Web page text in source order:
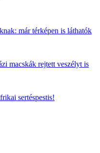
már térképen is láthatók
macskák rejtett veszélyt is
sertéspestis!